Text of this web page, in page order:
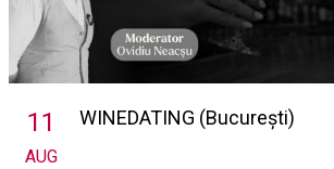
11
AUG
WINEDATING (București)